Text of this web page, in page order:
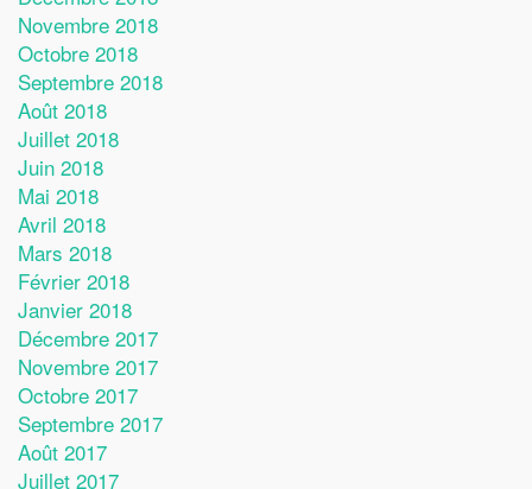
Novembre 2018
Octobre 2018
Septembre 2018
Août 2018
Juillet 2018
Juin 2018
Mai 2018
Avril 2018
Mars 2018
Février 2018
Janvier 2018
Décembre 2017
Novembre 2017
Octobre 2017
Septembre 2017
Août 2017
Juillet 2017